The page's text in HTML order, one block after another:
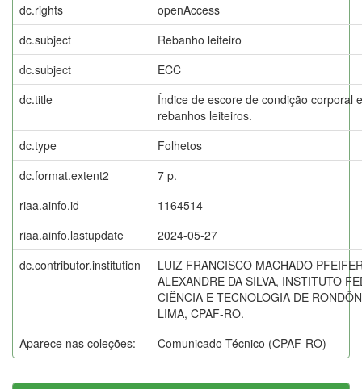
dc.rights
openAccess
dc.subject
Rebanho leiteiro
dc.subject
ECC
dc.title
Índice de escore de condição corporal
rebanhos leiteiros.
dc.type
Folhetos
dc.format.extent2
7 p.
riaa.ainfo.id
1164514
riaa.ainfo.lastupdate
2024-05-27
dc.contributor.institution
LUIZ FRANCISCO MACHADO
ALEXANDRE DA SILVA, INSTITUTO
CIÊNCIA E TECNOLOGIA DE
LIMA, CPAF-RO.
Aparece nas coleções:
Comunicado Técnico (CPAF-RO)